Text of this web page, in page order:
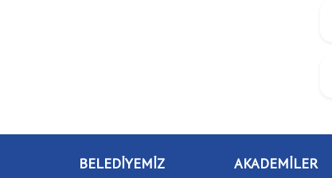
BELEDİYEMİZ AKADEMİLER